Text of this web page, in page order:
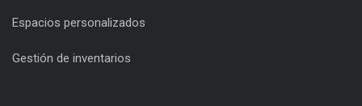
Espacios personalizados
Gestión de inventarios